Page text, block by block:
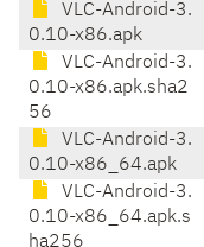
VLC-Android-3.
0.10-x86.apk
VLC-Android-3.
0.10-x86.apk.sha2
56
VLC-Android-3.
0.10-x86_64.apk
VLC-Android-3.
0.10-x86_64.apk.s
ha256